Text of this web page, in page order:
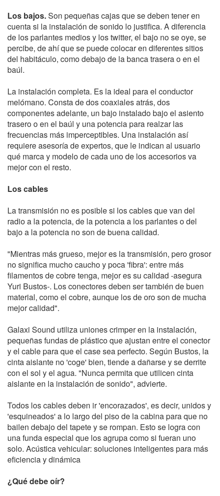
Los bajos.Son pequeñas cajas que se deben tener en
cuenta si la instalación de sonido lo justifica. A diferencia
de los parlantes medios y los twitter, el bajo no se oye, se
percibe, de ahí que se puede colocar en diferentes sitios
del habitáculo, como debajo de la banca trasera o en el
baúl.
La instalación completa. Es la ideal para el conductor
melómano. Consta de dos coaxiales atrás, dos
componentes adelante, un bajo instalado bajo el asiento
trasero o en el baúl y una potencia para realzar las
frecuencias más imperceptibles. Una instalación así
requiere asesoría de expertos, que le indican al usuario
qué marca y modelo de cada uno de los accesorios va
mejor con el resto.
Los cables
La transmisión no es posible si los cables que van del
radio a la potencia, de la potencia a los parlantes o del
bajo a la potencia no son de buena calidad.
"Mientras más grueso, mejor es la transmisión, pero grosor
no significa mucho caucho y poca 'fibra': entre más
filamentos de cobre tenga, mejor es su calidad -asegura
Yuri Bustos-. Los conectores deben ser también de buen
material, como el cobre, aunque los de oro son de mucha
mejor calidad".
Galaxi Sound utiliza uniones crimper en la instalación,
pequeñas fundas de plástico que ajustan entre el conector
y el cable para que el case sea perfecto. Según Bustos, la
cinta aislante no 'coge' bien, tiende a dañarse y se derrite
con el sol y el agua. "Nunca permita que utilicen cinta
aislante en la instalación de sonido", advierte.
Todos los cables deben ir 'encorazados', es decir, unidos y
'esquineados' a lo largo del piso de la cabina para que no
bailen debajo del tapete y se rompan. Esto se logra con
una funda especial que los agrupa como si fueran uno
solo. Acústica vehicular: soluciones inteligentes para más
eficiencia y dinámica
¿Qué debe oír?